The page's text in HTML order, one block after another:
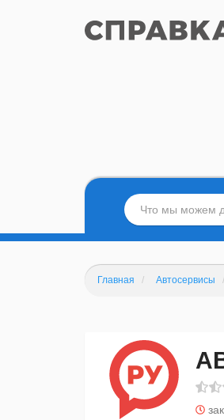
Главная Автосервисы